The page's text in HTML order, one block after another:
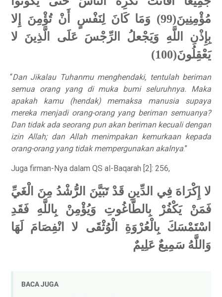
مُؤْمِنِينَ(99)
وَمَا كَانَ لِنَفْسٍ أَنْ تُؤْمِنَ إِلا
بِإِذْنِ اللَّهِ وَيَجْعلُ الرِّجْسَ عَلَى الَّذِينَ لا
يَعْقِلُونَ(100)
“Dan Jikalau Tuhanmu menghendaki, tentulah beriman
semua orang yang di muka bumi seluruhnya. Maka
apakah kamu (hendak) memaksa manusia supaya
mereka menjadi orang-orang yang beriman semuanya?
Dan tidak ada seorang pun akan beriman kecuali dengan
izin Allah; dan Allah menimpakan kemurkaan kepada
orang-orang yang tidak mempergunakan akalnya.”
Juga firman-Nya dalam QS al-Baqarah [2]: 256,
لا إِكْرَاهَ فِي الدِّينِ قَدْ تَبَيَّنَ الرُّشْدُ مِنَ الْغَيِّ
فَمَنْ يَكْفُرْ بِالطَّاغُوتِ وَيُؤْمِنْ بِاللَّهِ فَقَدِ
اسْتَمْسَكَ بِالْعُرْوَةِ الْوُثْقَى لا انْفِصَامَ لَهَا
وَاللَّهُ سَمِيعٌ عَلِيمٌ
BACA JUGA